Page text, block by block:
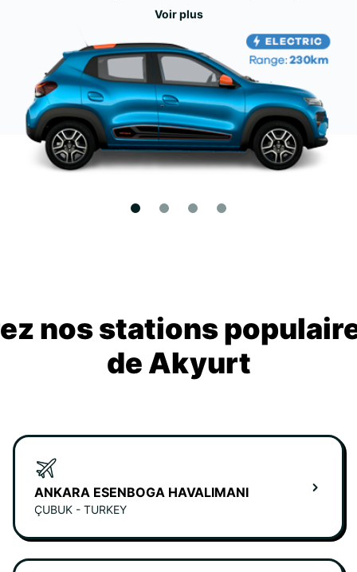
Voir plus
nos stations
de Akyurt
ANKARA ESENBOGA HAVALIMANI
ÇUBUK - TURKEY